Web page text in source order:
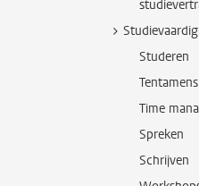
Studeren
Tentamens
Time
Spreken
Schrijven